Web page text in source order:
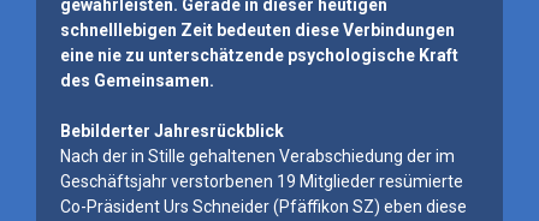
gewährleisten. Gerade in dieser heutigen
schnelllebigen Zeit bedeuten diese Verbindungen
eine nie zu unterschätzende psychologische Kraft
des Gemeinsamen.
Bebilderter Jahresrückblick
Nach der in Stille gehaltenen Verabschiedung der im
Geschäftsjahr verstorbenen 19 Mitglieder resümierte
Co-Präsident Urs Schneider (Pfäffikon SZ) eben diese